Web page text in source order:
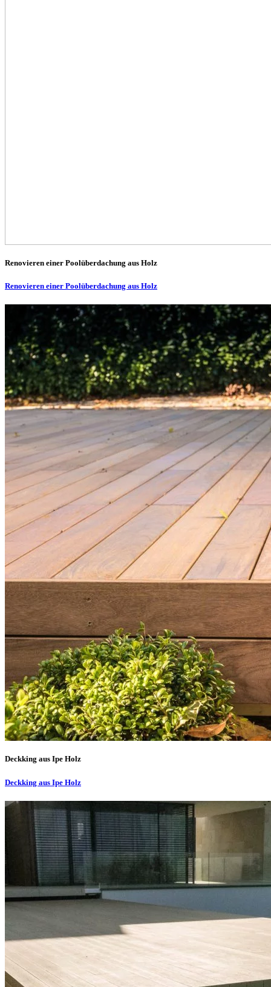
Renovieren einer Poolüberdachung aus Holz
Renovieren einer Poolüberdachung aus Holz
Deckking aus Ipe Holz
Deckking aus Ipe Holz